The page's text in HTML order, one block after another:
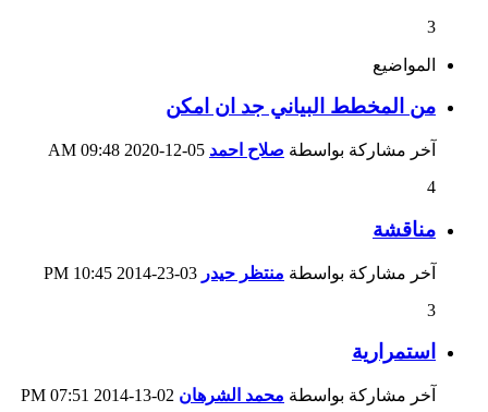
3
المواضيع
من المخطط البياني جد ان امكن
آخر مشاركة بواسطة صلاح احمد
09:48 AM
4
مناقشة
آخر مشاركة بواسطة منتظر حيدر
10:45 PM
3
استمرارية
آخر مشاركة بواسطة محمد الشرهان
07:51 PM